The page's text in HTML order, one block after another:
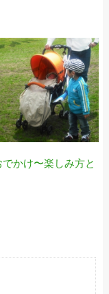
かけ〜楽しみ方と